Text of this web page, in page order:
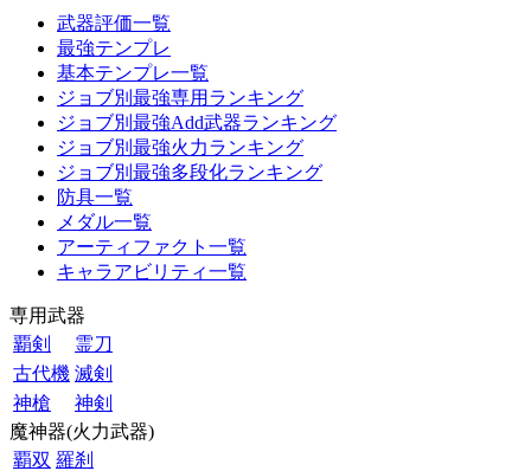
武器評価一覧
最強テンプレ
基本テンプレ一覧
ジョブ別最強専用ランキング
ジョブ別最強Add武器ランキング
ジョブ別最強火力ランキング
ジョブ別最強多段化ランキング
防具一覧
メダル一覧
アーティファクト一覧
キャラアビリティ一覧
専用武器
覇剣
霊刀
古代機 滅剣
神槍
神剣
魔神器(火力武器)
覇双 羅刹